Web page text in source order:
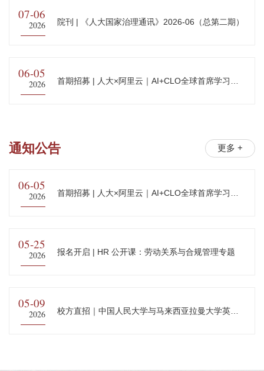
07-06
2026 院刊 | 《人大国家治理通讯》2026-06（总第二期）
06-05
2026
首期招募 | 人大×阿里云｜AI+CLO全球首席学习官
通知公告 更多 +
06-05
2026
首期招募 | 人大×阿里云｜AI+CLO全球首席学习官
05-25
2026 报名开启 | HR 公开课：劳动关系与合规管理专题
05-09
2026
校方直招｜中国人民大学与马来西亚拉曼大学英语